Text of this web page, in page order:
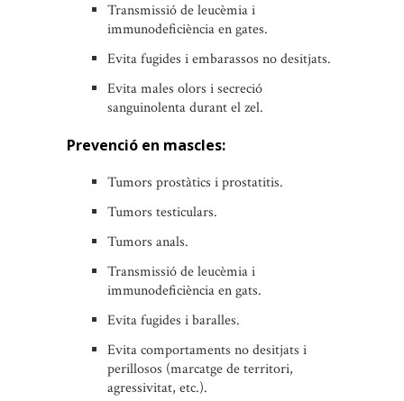
Transmissió de leucèmia i
immunodeficiència en gates.
Evita fugides i embarassos no desitjats.
Evita males olors i secreció
sanguinolenta durant el zel.
Prevenció en mascles:
Tumors prostàtics i prostatitis.
Tumors testiculars.
Tumors anals.
Transmissió de leucèmia i
immunodeficiència en gats.
Evita fugides i baralles.
Evita comportaments no desitjats i
perillosos (marcatge de territori,
agressivitat, etc.).